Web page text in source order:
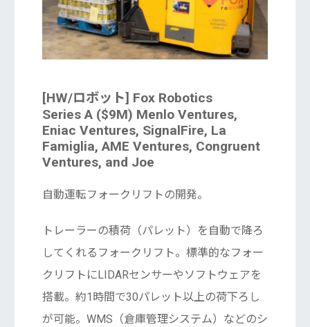
[HW/ロボット] Fox Robotics
Series A ($9M) Menlo Ventures,
Eniac Ventures, SignalFire, La
Famiglia, AME Ventures, Congruent
Ventures, and Joe
自動運転フォークリフトの開発。
トレーラーの積荷（パレット）を自動で降ろ
してくれるフォークリフト。標準的なフォー
クリフトにLIDARセンサーやソフトウェアを
搭載。約1時間で30パレット以上の荷下ろし
が可能。WMS（倉庫管理システム）などのシ